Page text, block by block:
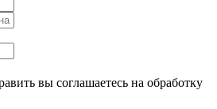
вы соглашаетесь на обработку